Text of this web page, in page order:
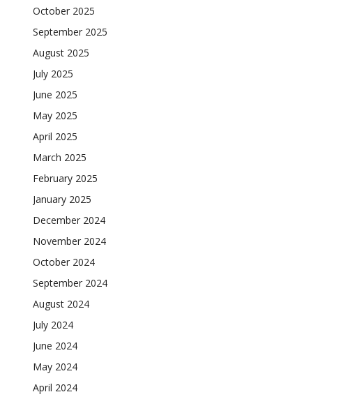
October 2025
September 2025
August 2025
July 2025
June 2025
May 2025
April 2025
March 2025
February 2025
January 2025
December 2024
November 2024
October 2024
September 2024
August 2024
July 2024
June 2024
May 2024
April 2024